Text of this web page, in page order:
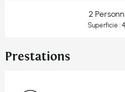
2
Superficie :
Prestations